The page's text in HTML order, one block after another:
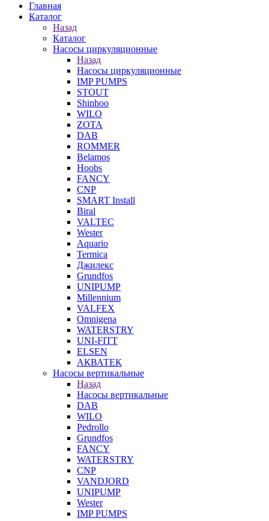
Главная
Каталог
Назад
Каталог
Насосы циркуляционные
Назад
Насосы циркуляционные
IMP PUMPS
STOUT
Shinhoo
WILO
ZOTA
DAB
ROMMER
Belamos
Hoobs
FANCY
CNP
SMART Install
Biral
VALTEC
Wester
Aquario
Termica
Джилекс
Grundfos
UNIPUMP
Millennium
VALFEX
Omnigena
WATERSTRY
UNI-FITT
ELSEN
АКВАТЕК
Насосы вертикальные
Назад
Насосы вертикальные
DAB
WILO
Pedrollo
Grundfos
FANCY
WATERSTRY
CNP
VANDJORD
UNIPUMP
Wester
IMP PUMPS